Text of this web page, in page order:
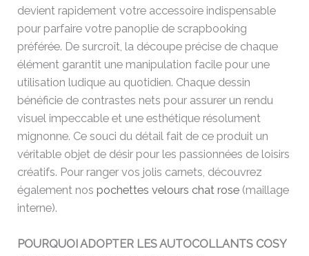
devient rapidement votre accessoire indispensable
pour parfaire votre panoplie de scrapbooking
préférée. De surcroît, la découpe précise de chaque
élément garantit une manipulation facile pour une
utilisation ludique au quotidien. Chaque dessin
bénéficie de contrastes nets pour assurer un rendu
visuel impeccable et une esthétique résolument
mignonne. Ce souci du détail fait de ce produit un
véritable objet de désir pour les passionnées de loisirs
créatifs. Pour ranger vos jolis carnets, découvrez
également nospochettes velours chat rose (maillage
interne).
POURQUOI ADOPTER LES AUTOCOLLANTS COSY